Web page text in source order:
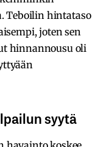
Teboilin hintataso
joten sen
hinnannousu oli
syytä